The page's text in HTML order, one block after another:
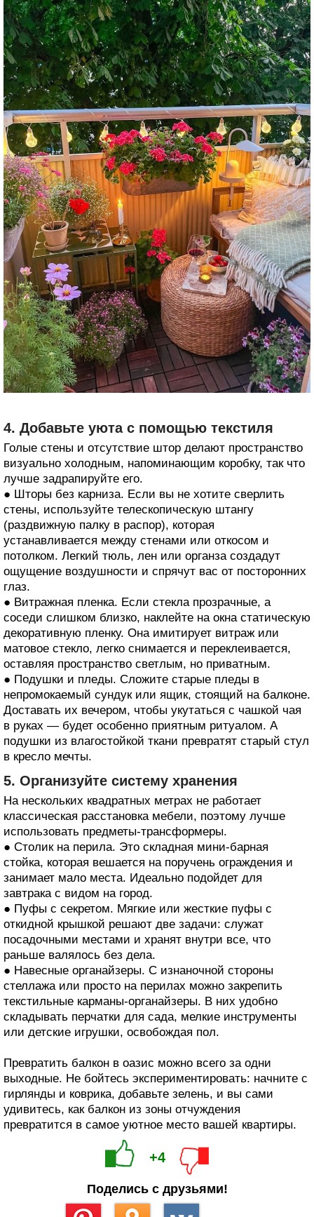
4. Добавьте уюта с помощью текстиля
Голые стены и отсутствие штор делают пространство
визуально холодным, напоминающим коробку, так что
лучше задрапируйте его.
● Шторы без карниза. Если вы не хотите сверлить
стены, используйте телескопическую штангу
(раздвижную палку в распор), которая
устанавливается между стенами или откосом и
потолком. Легкий тюль, лен или органза создадут
ощущение воздушности и спрячут вас от посторонних
глаз.
● Витражная пленка. Если стекла прозрачные, а
соседи слишком близко, наклейте на окна статическую
декоративную пленку. Она имитирует витраж или
матовое стекло, легко снимается и переклеивается,
оставляя пространство светлым, но приватным.
● Подушки и пледы. Сложите старые пледы в
непромокаемый сундук или ящик, стоящий на балконе.
Доставать их вечером, чтобы укутаться с чашкой чая
в руках — будет особенно приятным ритуалом. А
подушки из влагостойкой ткани превратят старый стул
в кресло мечты.
5. Организуйте систему хранения
На нескольких квадратных метрах не работает
классическая расстановка мебели, поэтому лучше
использовать предметы-трансформеры.
● Столик на перила. Это складная мини-барная
стойка, которая вешается на поручень ограждения и
занимает мало места. Идеально подойдет для
завтрака с видом на город.
● Пуфы с секретом. Мягкие или жесткие пуфы с
откидной крышкой решают две задачи: служат
посадочными местами и хранят внутри все, что
раньше валялось без дела.
● Навесные органайзеры. С изнаночной стороны
стеллажа или просто на перилах можно закрепить
текстильные карманы-органайзеры. В них удобно
складывать перчатки для сада, мелкие инструменты
или детские игрушки, освобождая пол.
Превратить балкон в оазис можно всего за одни
выходные. Не бойтесь экспериментировать: начните с
гирлянды и коврика, добавьте зелень, и вы сами
удивитесь, как балкон из зоны отчуждения
превратится в самое уютное место вашей квартиры.
+4
Поделись с друзьями!